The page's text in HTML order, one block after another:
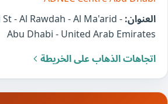
العنوان:- Al Rawdah - Al Ma'arid -
Abu Dhabi - United Arab Emirates
اتجاهات الذهاب على الخريطة